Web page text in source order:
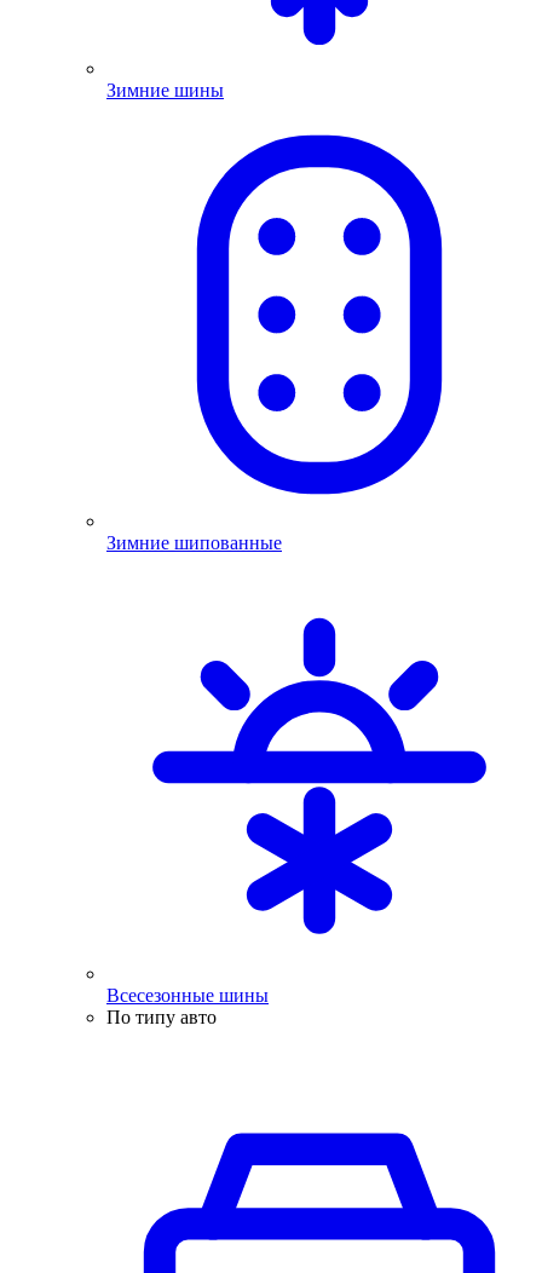
Зимние шины
Зимние шипованные
Всесезонные шины
По типу авто